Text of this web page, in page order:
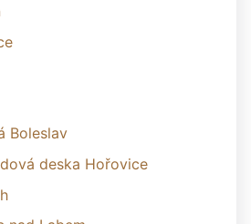
Boleslav
deska Hořovice